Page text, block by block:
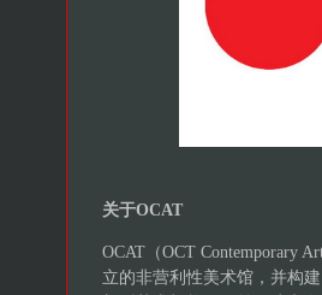
关于OCAT
OCAT（OCT Contemporary
立的非营利性美术馆，并构